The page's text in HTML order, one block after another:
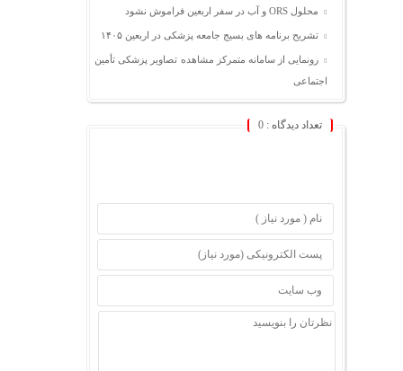
محلول ORS و آب در سفر اربعین فراموش نشود
تشریح برنامه های بسیج جامعه پزشکی در اربعین ۱۴۰۵
رونمایی از سامانه متمرکز مشاهده تصاویر پزشکی تأمین
اجتماعی
تعداد دیدگاه : 0